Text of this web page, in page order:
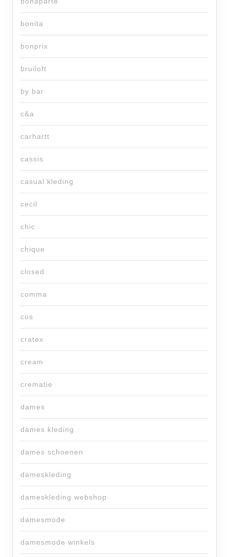
bonita
bonprix
bruiloft
by bar
c&a
carhartt
cassis
casual kleding
cecil
chic
chique
closed
comma
cos
cratex
cream
crematie
dames
dames kleding
dames schoenen
dameskleding
dameskleding webshop
damesmode
damesmode winkels